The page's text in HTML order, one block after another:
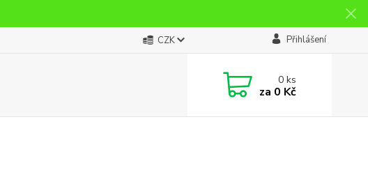
CZK Přihlášení
0ks
za 0 Kč